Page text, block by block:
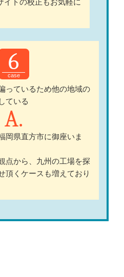
イトの校正もお気軽に
6
っているため他の地域の
ている
岡県直方市に御座いま
点から、九州の工場を探
頂くケースも増えており